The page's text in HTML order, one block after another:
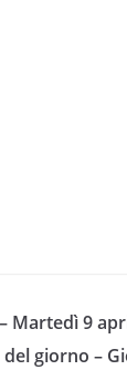
Martedì 9
del giorno –